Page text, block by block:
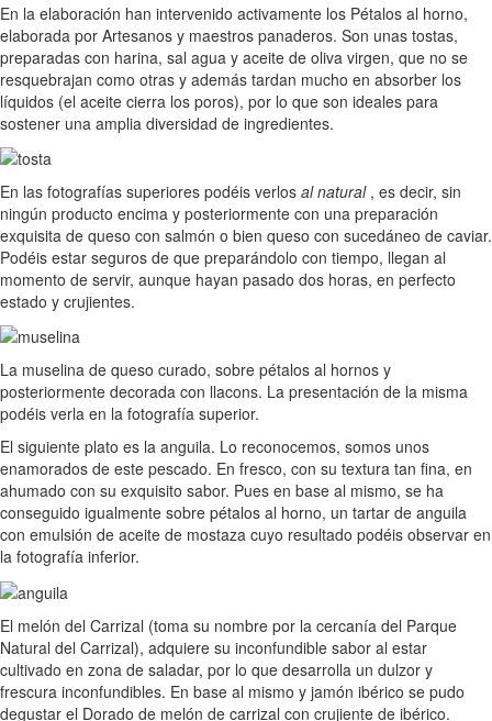
En la elaboración han intervenido activamente los Pétalos al horno,
elaborada por Artesanos y maestros panaderos. Son unas tostas,
preparadas con harina, sal agua y aceite de oliva virgen, que no se
resquebrajan como otras y además tardan mucho en absorber los
líquidos (el aceite cierra los poros), por lo que son ideales para
sostener una amplia diversidad de ingredientes.
En las fotografías superiores podéis verlos al natural , es decir, sin
ningún producto encima y posteriormente con una preparación
exquisita de queso con salmón o bien queso con sucedáneo de caviar.
Podéis estar seguros de que preparándolo con tiempo, llegan al
momento de servir, aunque hayan pasado dos horas, en perfecto
estado y crujientes.
La muselina de queso curado, sobre pétalos al hornos y
posteriormente decorada con llacons. La presentación de la misma
podéis verla en la fotografía superior.
El siguiente plato es la anguila. Lo reconocemos, somos unos
enamorados de este pescado. En fresco, con su textura tan fina, en
ahumado con su exquisito sabor. Pues en base al mismo, se ha
conseguido igualmente sobre pétalos al horno, un tartar de anguila
con emulsión de aceite de mostaza cuyo resultado podéis observar en
la fotografía inferior.
El melón del Carrizal (toma su nombre por la cercanía del Parque
Natural del Carrizal), adquiere su inconfundible sabor al estar
cultivado en zona de saladar, por lo que desarrolla un dulzor y
frescura inconfundibles. En base al mismo y jamón ibérico se pudo
degustar el Dorado de melón de carrizal con crujiente de ibérico.